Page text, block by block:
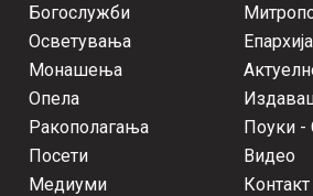
Богослужби
Осветувања
Монашења
Опела
Ракополагања
Посети
Медиуми
Епархија
Поуки -
Видео
Контакт